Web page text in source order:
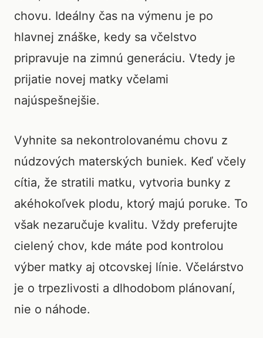
chovu. Ideálny čas na výmenu je po
hlavnej znáške, kedy sa včelstvo
pripravuje na zimnú generáciu. Vtedy je
prijatie novej matky včelami
najúspešnejšie.
Vyhnite sa nekontrolovanému chovu z
núdzových materských buniek. Keď včely
cítia, že stratili matku, vytvoria bunky z
akéhokoľvek plodu, ktorý majú poruke. To
však nezaručuje kvalitu. Vždy preferujte
cielený chov, kde máte pod kontrolou
výber matky aj otcovskej línie. Včelárstvo
je o trpezlivosti a dlhodobom plánovaní,
nie o náhode.